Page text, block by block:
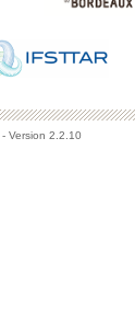
- Version 2.2.10